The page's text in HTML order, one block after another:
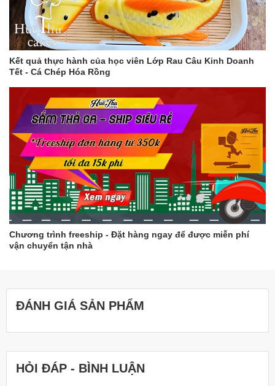
Kết quả thực hành của học viên Lớp Rau Câu Kinh Doanh
Tết - Cá Chép Hóa Rồng
Chương trình freeship - Đặt hàng ngay để được miễn phí
vận chuyển tận nhà
ĐÁNH GIÁ SẢN PHẨM
HỎI ĐÁP - BÌNH LUẬN